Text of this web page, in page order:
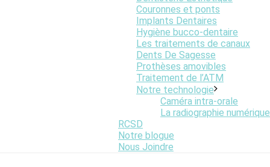
Couronnes et ponts
Implants Dentaires
Hygiène bucco-dentaire
Les traitements de canaux
Dents De Sagesse
Prothèses amovibles
Traitement de l’ATM
Notre technologie
Caméra intra-orale
La radiographie numérique
RCSD
Notre blogue
Nous Joindre